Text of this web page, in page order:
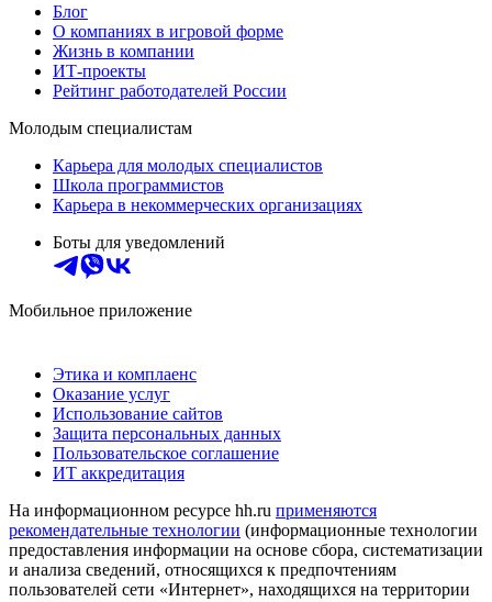
Блог
О компаниях в игровой форме
Жизнь в компании
ИТ-проекты
Рейтинг работодателей России
Молодым специалистам
Карьера для молодых специалистов
Школа программистов
Карьера в некоммерческих организациях
Боты для уведомлений
Мобильное приложение
Этика и комплаенс
Оказание услуг
Использование сайтов
Защита персональных данных
Пользовательское соглашение
ИТ аккредитация
На информационном ресурсе hh.ru применяются
рекомендательные технологии (информационные технологии
предоставления информации на основе сбора, систематизации
и анализа сведений, относящихся к предпочтениям
пользователей сети «Интернет», находящихся на территории